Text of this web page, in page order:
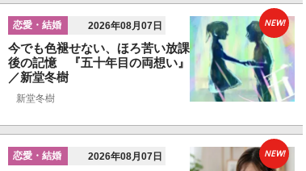
恋愛・結婚 2026年08月07日
今でも色褪せない、ほろ苦い放課
後の記憶 『五十年目の両想い』
／新堂冬樹
新堂冬樹
NEW!
恋愛・結婚 2026年08月07日 NEW!